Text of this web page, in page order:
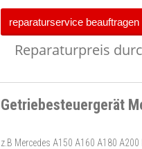
reparaturservice beauftragen
Reparaturpreis
Getriebesteuergerät
z.B Mercedes A150 A160 A180